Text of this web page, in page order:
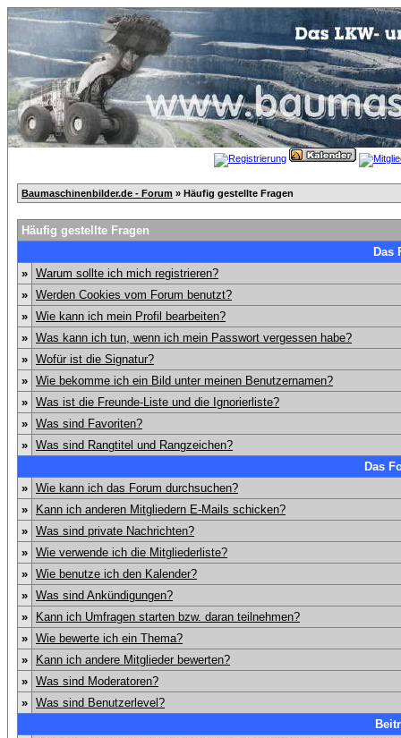
Baumaschinenbilder.de - Forum » Häufig gestellte Fragen
Häufig gestellte Fragen
Das
» Warum sollte ich mich registrieren?
» Werden Cookies vom Forum benutzt?
» Wie kann ich mein Profil bearbeiten?
» Was kann ich tun, wenn ich mein Passwort vergessen habe?
» Wofür ist die Signatur?
» Wie bekomme ich ein Bild unter meinen Benutzernamen?
» Was ist die Freunde-Liste und die Ignorierliste?
» Was sind Favoriten?
» Was sind Rangtitel und Rangzeichen?
Das
» Wie kann ich das Forum durchsuchen?
»
Kann ich anderen Mitgliedern E-Mails schicken?
» Was sind private Nachrichten?
» Wie verwende ich die Mitgliederliste?
» Wie benutze ich den Kalender?
» Was sind Ankündigungen?
»
Kann ich Umfragen starten bzw. daran teilnehmen?
» Wie bewerte ich ein Thema?
»
Kann ich andere Mitglieder bewerten?
» Was sind Moderatoren?
» Was sind Benutzerlevel?